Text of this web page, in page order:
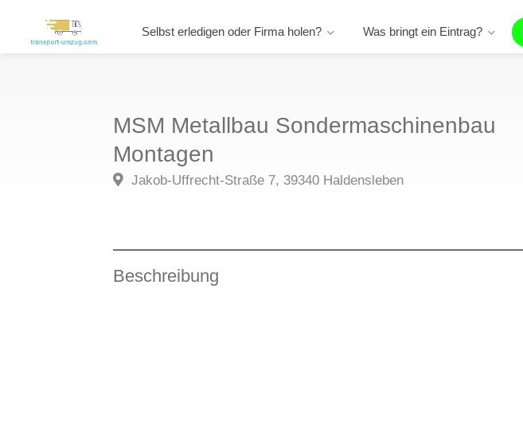
Selbst erledigen oder Firma holen? Was bringt ein Eintrag?
MSM Metallbau Sondermaschinenbau
Montagen
Jakob-Uffrecht-Straße 7, 39340 Haldensleben
Beschreibung